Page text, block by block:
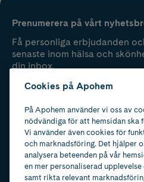
Prenumerera på vårt
Få personliga erbjudanden
senaste inom hälsa och
din inbox.
Cookies på Apohem
På Apohem använder vi oss av
nödvändiga för att hemsidan ska
Vi använder även cookies för
och marknadsföring. Det hjälper
analysera beteenden på vår
en mer personaliserad upplevelse
samt rikta relevant